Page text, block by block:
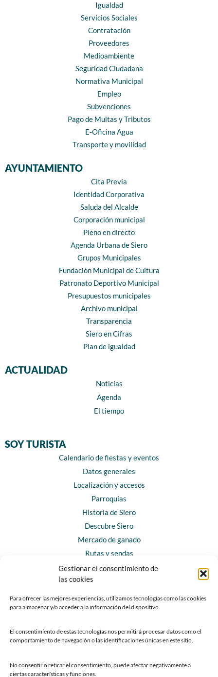
Gestionar el consentimiento de
las cookies
Para ofrecer las mejores experiencias, utilizamos tecnologías como las cookies
para almacenar y/o acceder a la información del dispositivo.
El consentimiento de estas tecnologías nos permitirá procesar datos como el
comportamiento de navegación o las identificaciones únicas en este sitio.
No consentir o retirar el consentimiento, puede afectar negativamente a
ciertas características y funciones.
Igualdad
Servicios Sociales
Contratación
Proveedores
Medioambiente
Seguridad Ciudadana
Normativa Municipal
Empleo
Subvenciones
Pago de Multas y Tributos
E-Oficina Agua
Transporte y movilidad
AYUNTAMIENTO
Cita Previa
Identidad Corporativa
Saluda del Alcalde
Corporación municipal
Pleno en directo
Agenda Urbana de Siero
Grupos Municipales
Fundación Municipal de Cultura
Patronato Deportivo Municipal
Presupuestos municipales
Archivo municipal
Transparencia
Siero en Cifras
Plan de igualdad
ACTUALIDAD
Noticias
Agenda
El tiempo
SOY TURISTA
Calendario de fiestas y eventos
Datos generales
Localización y accesos
Parroquias
Historia de Siero
Descubre Siero
Mercado de ganado
Rutas y sendas
Horarios y contacto
Teléfonos de interés
Chatbot Siero
SEDES ELECTRÓNICAS
Sede del Ayuntamiento de Siero